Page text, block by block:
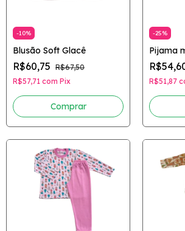
-10%
Blusão Soft Glacê
R$60,75 R$67,50
R$57,71 com Pix
Comprar
-25%
Pijama
R$51,87